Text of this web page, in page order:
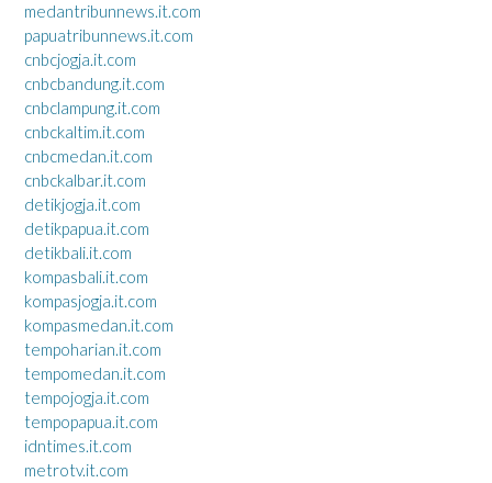
medantribunnews.it.com
papuatribunnews.it.com
cnbcjogja.it.com
cnbcbandung.it.com
cnbclampung.it.com
cnbckaltim.it.com
cnbcmedan.it.com
cnbckalbar.it.com
detikjogja.it.com
detikpapua.it.com
detikbali.it.com
kompasbali.it.com
kompasjogja.it.com
kompasmedan.it.com
tempoharian.it.com
tempomedan.it.com
tempojogja.it.com
tempopapua.it.com
idntimes.it.com
metrotv.it.com